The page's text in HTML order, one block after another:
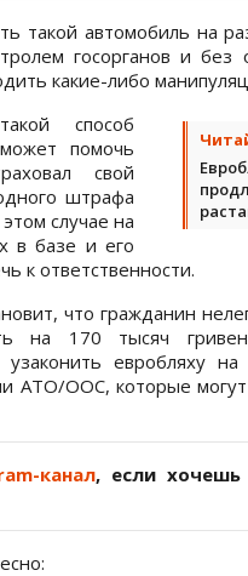
такой автомобиль на
госорганов и без
какие-либо
способ
помочь
свой
штрафа
случае на
в базе и его
к ответственности.
что гражданин
на 170 тысяч
узаконить евробляху
АТО/ООС, которые
канал, если хочешь